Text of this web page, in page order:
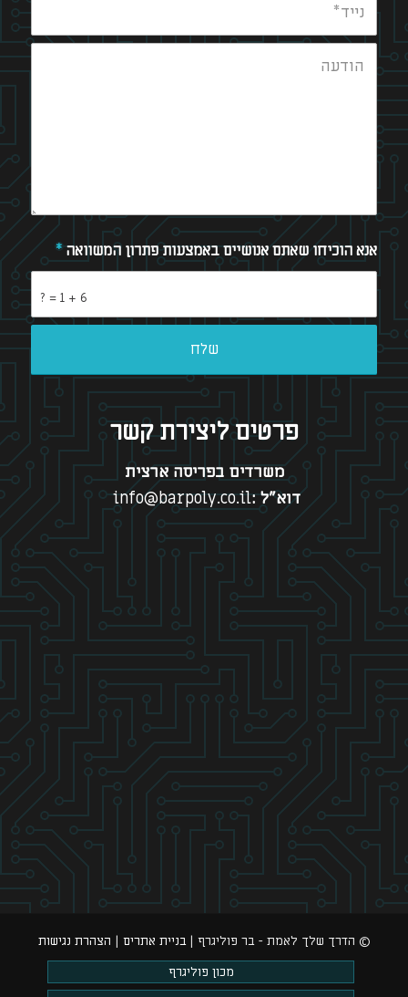
6 + 1 = ?
אנא הוכיחו שאתם אנושיים באמצעות פתרון המשוואה *
פרטים ליצירת קשר
משרדים בפריסה ארצית
דוא”ל :info@barpoly.co.il
© הדרך שלך לאמת - בר פוליגרף |בניית אתרים | הצהרת נגישות
מכון פוליגרף